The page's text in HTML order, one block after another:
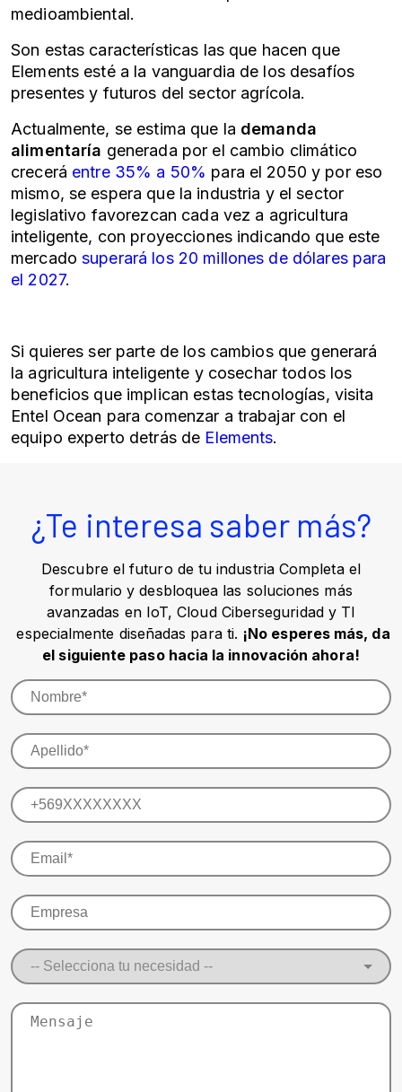
medioambiental.
Son estas características las que hacen que
Elements esté a la vanguardia de los desafíos
presentes y futuros del sector agrícola.
Actualmente, se estima que la demanda
alimentaría generada por el cambio climático
crecerá entre 35% a 50% para el 2050 y por eso
mismo, se espera que la industria y el sector
legislativo favorezcan cada vez a agricultura
inteligente, con proyecciones indicando que este
mercadosuperará los 20 millones de dólares para
el 2027.
Si quieres ser parte de los cambios que generará
la agricultura inteligente y cosechar todos los
beneficios que implican estas tecnologías, visita
Entel Ocean para comenzar a trabajar con el
equipo experto detrás de Elements.
¿Te interesa saber más?
Descubre el futuro de tu industria Completa el
formulario y desbloquea las soluciones más
avanzadas en IoT, Cloud Ciberseguridad y TI
especialmente diseñadas para ti. ¡No esperes más, da
el siguiente paso hacia la innovación ahora!